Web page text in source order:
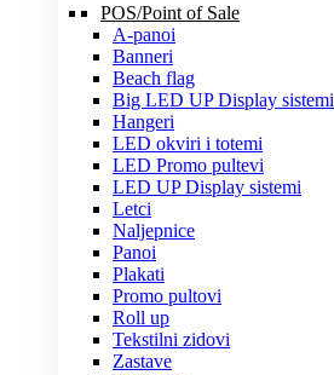
POS/Point of Sale
A-panoi
Banneri
Beach flag
Big LED UP Display sistemi
Hangeri
LED okviri i totemi
LED Promo pultevi
LED UP Display sistemi
Letci
Naljepnice
Panoi
Plakati
Promo pultovi
Roll up
Tekstilni zidovi
Zastave